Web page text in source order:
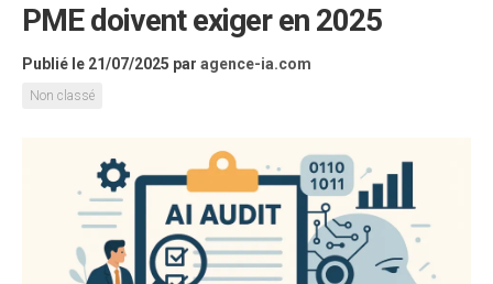
PME doivent exiger en 2025
Publié le 21/07/2025 par agence-ia.com
Non classé